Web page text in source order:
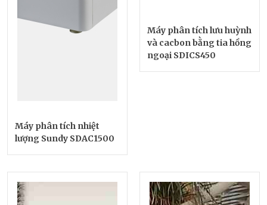
Máy phân tích nhiệt
lượng Sundy SDAC1500
Máy phân tích lưu huỳnh
và cacbon bằng tia hồng
ngoại SDICS450